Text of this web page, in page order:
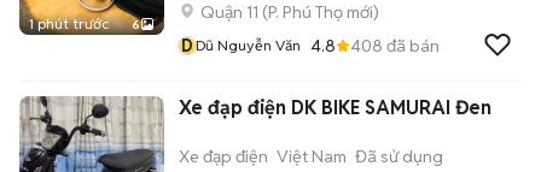
1 phút trước 6
Quận 11 (P. Phú Thọ mới)
DDũ Nguyễn Văn 4.8 408 đã bán
Xe đạp điện DK BIKE SAMURAI Đen
Xe đạp điện Việt Nam Đã sử dụng